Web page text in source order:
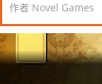
作者 Novel Games